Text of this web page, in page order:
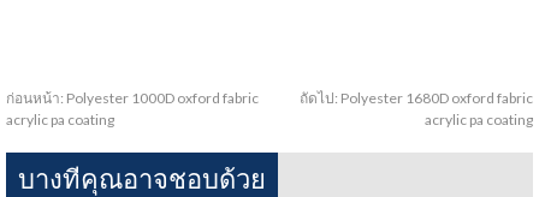
ก่อนหน้า: Polyester 1000D oxford fabric
acrylic pa coating
ถัดไป: Polyester 1680D oxford fabric
acrylic pa coating
บางทีคุณอาจชอบด้วย